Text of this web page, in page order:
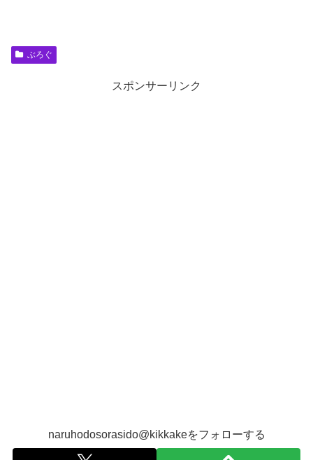
ぶろぐ
スポンサーリンク
naruhodosorasido@kikkakeをフォローする